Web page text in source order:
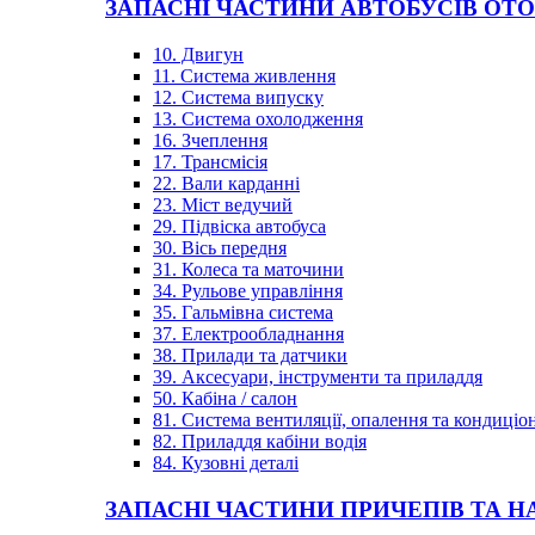
ЗАПАСНІ ЧАСТИНИ АВТОБУСІВ
10. Двигун
11. Система живлення
12. Система випуску
13. Система охолодження
16. Зчеплення
17. Трансмісія
22. Вали карданні
23. Міст ведучий
29. Підвіска автобуса
30. Вісь передня
31. Колеса та маточини
34. Рульове управління
35. Гальмівна система
37. Електрообладнання
38. Прилади та датчики
39. Аксесуари, інструменти та приладдя
50. Кабіна / салон
81. Система вентиляції, опалення та
82. Приладдя кабіни водія
84. Кузовні деталі
ЗАПАСНІ ЧАСТИНИ ПРИЧЕПІВ ТА